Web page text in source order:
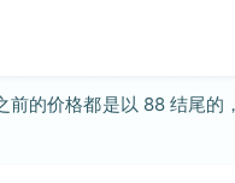
前的价格都是以 88 结尾的